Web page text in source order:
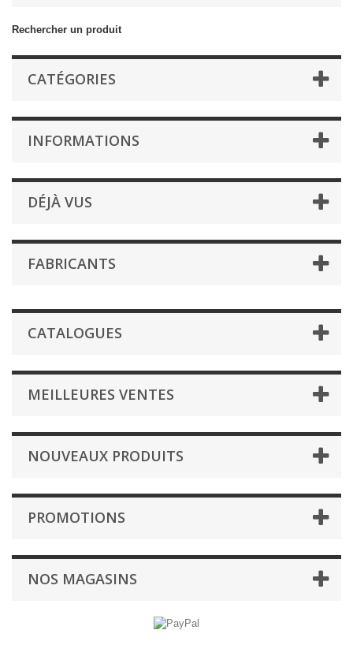
Rechercher un produit
CATÉGORIES
INFORMATIONS
DÉJÀ VUS
FABRICANTS
CATALOGUES
MEILLEURES VENTES
NOUVEAUX PRODUITS
PROMOTIONS
NOS MAGASINS